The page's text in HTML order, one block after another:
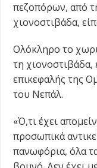
πεζοπόρων, από
χιονοστιβάδα,
Ολόκληρο το
τη χιονοστιβάδα,
επικεφαλής της
του Νεπάλ.
«Ό,τι έχει
προσωπικά
πανωφόρια, όλα